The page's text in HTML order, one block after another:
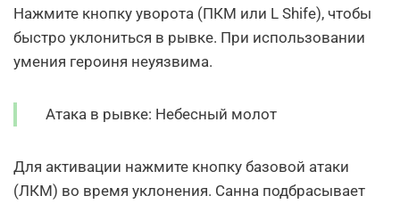
Нажмите кнопку уворота (ПКМ или L Shifе), чтобы
быстро уклониться в рывке. При использовании
умения героиня неуязвима.
Атака в рывке: Небесный молот
Для активации нажмите кнопку базовой атаки
(ЛКМ) во время уклонения. Санна подбрасывает